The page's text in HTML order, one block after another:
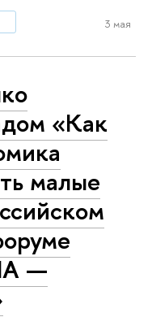
3 мая
«Как
малые
—